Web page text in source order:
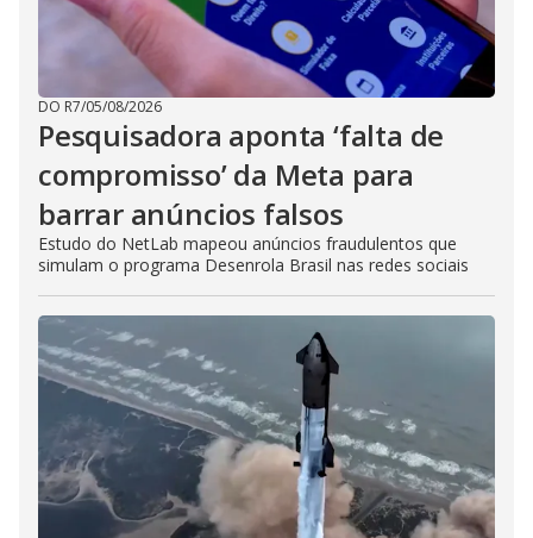
DO R7/05/08/2026
Pesquisadora aponta ‘falta de
compromisso’ da Meta para
barrar anúncios falsos
Estudo do NetLab mapeou anúncios fraudulentos que
simulam o programa Desenrola Brasil nas redes sociais